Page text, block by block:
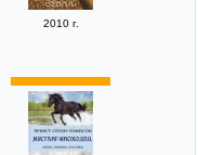
2010 г.